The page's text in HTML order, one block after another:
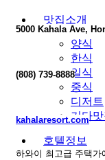
맛집소개
양식
한식
일식
중식
디저트
기타맛
호텔정보
5000 Kahala Ave,
(808) 739-8888
kahalaresort.com
하와이 최고급 주택